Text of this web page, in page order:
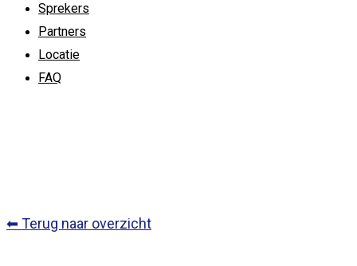
Sprekers
Partners
Locatie
FAQ
⬅ Terug naar overzicht